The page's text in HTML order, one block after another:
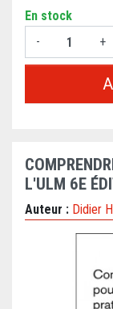
En stock
-
+
L'ULM 6E
Auteur : Didier